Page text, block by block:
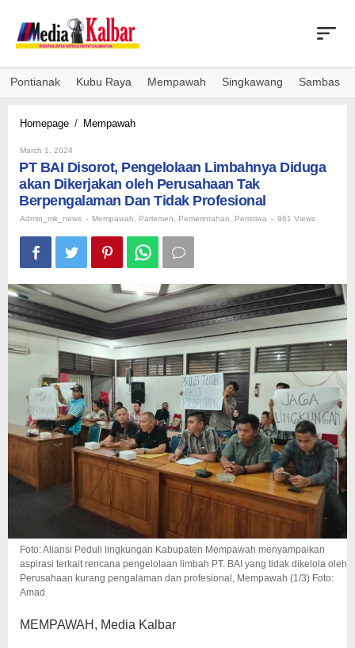
content
Pontianak Kubu Raya Mempawah Singkawang Sambas
Homepage / MempawahPT
Pengelolaan
Limbahnya
Diduga
akan
Dikerjakan
oleh
Perusahaan
Tak
Dan
Tidak
Profesional
March 1, 2024
PT BAI Disorot, Pengelolaan Limbahnya Diduga
akan Dikerjakan oleh Perusahaan Tak
Berpengalaman Dan Tidak Profesional
Admin_mk_news - Mempawah Parlemen Pemerintahan Peristiwa - 961 Views
Foto: Aliansi Peduli lingkungan Kabupaten Mempawah menyampaikan
aspirasi terkait rencana pengelolaan limbah PT. BAI yang tidak dikelola oleh
Perusahaan kurang pengalaman dan profesional, Mempawah (1/3) Foto:
Amad
MEMPAWAH, Media Kalbar